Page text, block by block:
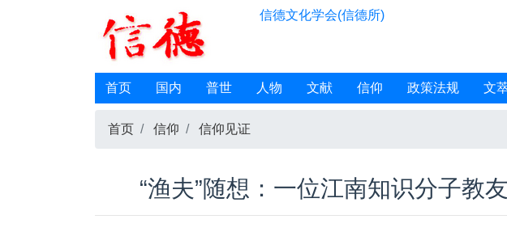
信德文化学会(信德所)
首页 国内 普世 人物 文献 信仰 政策法规 文
首页 信仰 信仰见证
“渔夫”随想：一位江南知识分子教